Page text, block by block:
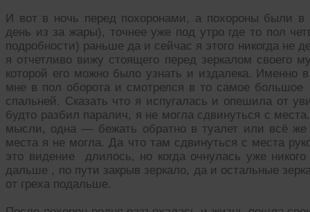
И вот в ночь перед похоронами, а похороны были в
день из за жары), точнее уже под утро где то пол
подробности) раньше да и сейчас я этого никогда не
я отчетливо вижу стоящего перед зеркалом своего
которой его можно было узнать и издалека. Именно
мне в пол оборота и смотрелся в то самое большое
спальней. Сказать что я испугалась и опешила от
будто разбил паралич, я не могла сдвинуться с
мысли, одна — бежать обратно в туалет или всё
места я не могла. Да что там сдвинуться с места
это видение длилось, но когда очнулась уже
дальше , по пути закрыв зеркало, да и остальные
от греха подальше.